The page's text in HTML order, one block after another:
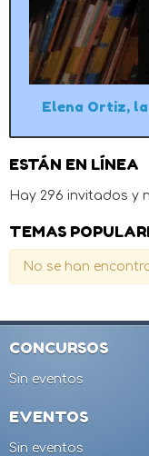
Elena Ortiz,
ESTÁN EN LÍNEA
Hay 296 invitados y
TEMAS
No se han
CONCURSOS
Sin eventos
EVENTOS
Sin eventos